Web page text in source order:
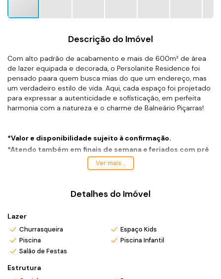
Descrição do Imóvel
Com alto padrão de acabamento e mais de 600m² de área
de lazer equipada e decorada, o Persolanite Residence foi
pensado paara quem busca mias do que um endereço, mas
um verdadeiro estilo de vida. Aqui, cada espaço foi projetado
para expressar a autenticidade e sofisticação, em perfeita
harmonia com a natureza e o charme de Balneário Piçarras!
*Valor e disponibilidade sujeito à confirmação.
*Atendo também em finais de semana e feriados com pré
Instagram @ronei_jaciel
Ver mais...
Detalhes do Imóvel
Lazer
Churrasqueira
Espaço Kids
Piscina
Piscina Infantil
Salão de Festas
Estrutura